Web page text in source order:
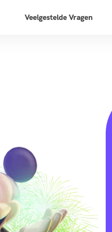
Veelgestelde Vragen